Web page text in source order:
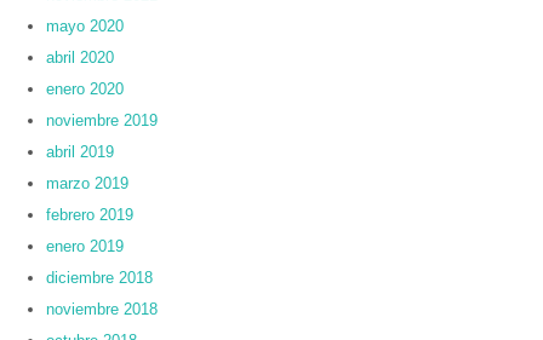
mayo 2020
abril 2020
enero 2020
noviembre 2019
abril 2019
marzo 2019
febrero 2019
enero 2019
diciembre 2018
noviembre 2018